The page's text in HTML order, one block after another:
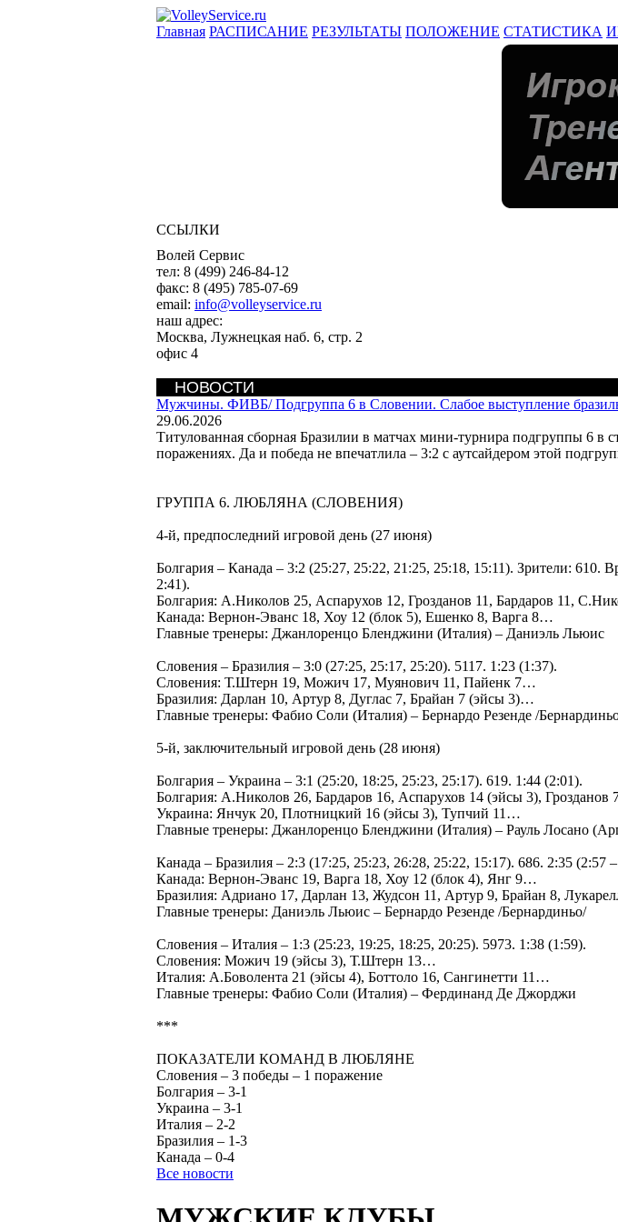
Главная РАСПИСАНИЕ РЕЗУЛЬТАТЫ ПОЛОЖЕНИЕ СТАТИСТИКА
ССЫЛКИ
Волей Сервис
тел: 8 (499) 246-84-12
факс: 8 (495) 785-07-69
email: info@volleyservice.ru
наш адрес:
Москва, Лужнецкая наб. 6, стр. 2
офис 4
НОВОСТИ
Мужчины. ФИВБ/Подгруппа 6 в Словении. Слабое выступление
29.06.2026
Титулованная сборная Бразилии в матчах мини-турнира подгруппы 6 в
поражениях. Да и победа не впечатлила – 3:2 с аутсайдером этой
ГРУППА 6. ЛЮБЛЯНА (СЛОВЕНИЯ)
4-й, предпоследний игровой день (27 июня)
Болгария – Канада – 3:2 (25:27, 25:22, 21:25, 25:18, 15:11). Зрители:
2:41).
Болгария: А.Николов 25, Аспарухов 12, Грозданов 11, Бардаров 11,
Канада: Вернон-Эванс 18, Хоу 12 (блок 5), Ешенко 8, Варга 8…
Главные тренеры: Джанлоренцо Бленджини (Италия) – Даниэль Льюис
Словения – Бразилия – 3:0 (27:25, 25:17, 25:20). 5117. 1:23 (1:37).
Словения: Т.Штерн 19, Можич 17, Муянович 11, Пайенк 7…
Бразилия: Дарлан 10, Артур 8, Дуглас 7, Брайан 7 (эйсы 3)…
Главные тренеры: Фабио Соли (Италия) – Бернардо Резенде /
5-й, заключительный игровой день (28 июня)
Болгария – Украина – 3:1 (25:20, 18:25, 25:23, 25:17). 619. 1:44 (2:01).
Болгария: А.Николов 26, Бардаров 16, Аспарухов 14 (эйсы 3), Грозданов
Украина: Янчук 20, Плотницкий 16 (эйсы 3), Тупчий 11…
Главные тренеры: Джанлоренцо Бленджини (Италия) – Рауль Лосано
Канада – Бразилия – 2:3 (17:25, 25:23, 26:28, 25:22, 15:17). 686. 2:35
Канада: Вернон-Эванс 19, Варга 18, Хоу 12 (блок 4), Янг 9…
Бразилия: Адриано 17, Дарлан 13, Жудсон 11, Артур 9, Брайан 8,
Главные тренеры: Даниэль Льюис – Бернардо Резенде /Бернардиньо/
Словения – Италия – 1:3 (25:23, 19:25, 18:25, 20:25). 5973. 1:38 (1:59).
Словения: Можич 19 (эйсы 3), Т.Штерн 13…
Италия: А.Боволента 21 (эйсы 4), Боттоло 16, Сангинетти 11…
Главные тренеры: Фабио Соли (Италия) – Фердинанд Де Джорджи
***
ПОКАЗАТЕЛИ КОМАНД В ЛЮБЛЯНЕ
Словения – 3 победы – 1 поражение
Болгария – 3-1
Украина – 3-1
Италия – 2-2
Бразилия – 1-3
Канада – 0-4
Все новости